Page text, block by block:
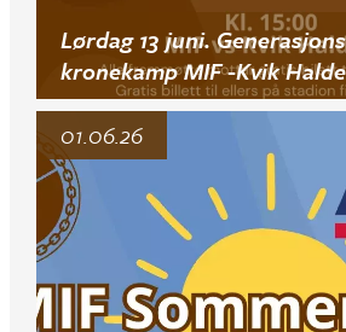
Lørdag 13 juni.
kronekamp MIF -Kvik
01.06.26